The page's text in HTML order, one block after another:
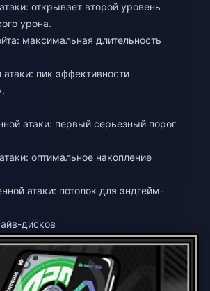
открывает второй уровень
урона.
максимальная длительность
пик эффективности
атаки: первый серьезный порог
оптимальное накопление
атаки: потолок для эндгейм-
дисков